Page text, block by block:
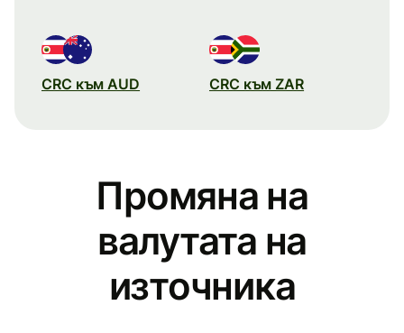
CRC към AUD CRC към ZAR
Промяна на
валутата на
източника